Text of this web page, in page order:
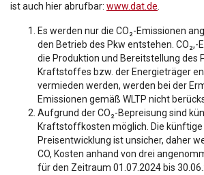
ist auch hier abrufbar: www.dat.de.
Es werden nur die CO₂-Emissionen
den Betrieb des Pkw entstehen. CO₂,-
die Produktion und Bereitstellung des
Kraftstoffes bzw. der Energieträger
vermieden werden, werden bei der
Emissionen gemäß WLTP nicht
Aufgrund der CO₂-Bepreisung sind
Kraftstoffkosten möglich. Die künftige
Preisentwicklung ist unsicher, daher
CO, Kosten anhand von drei
für den Zeitraum 01.07.2024 bis